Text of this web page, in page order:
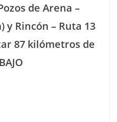
de Arena –
y Rincón – Ruta 13
87 kilómetros de